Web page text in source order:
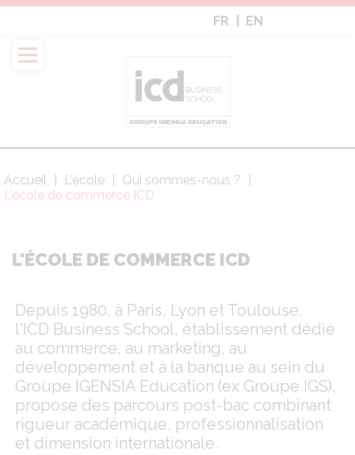
Aller
contenu
principal
FR EN
Fil
d'Ariane
Accueil L'école
Qui sommes-nous ?
L'école de commerce ICD
L'ÉCOLE DE COMMERCE ICD
Depuis 1980, à Paris, Lyon et Toulouse,
l'ICD Business School, établissement dédié
au commerce, au marketing, au
développement et à la banque au sein du
Groupe IGENSIA Education (ex Groupe IGS),
propose des parcours post-bac combinant
rigueur académique, professionnalisation
et dimension internationale.